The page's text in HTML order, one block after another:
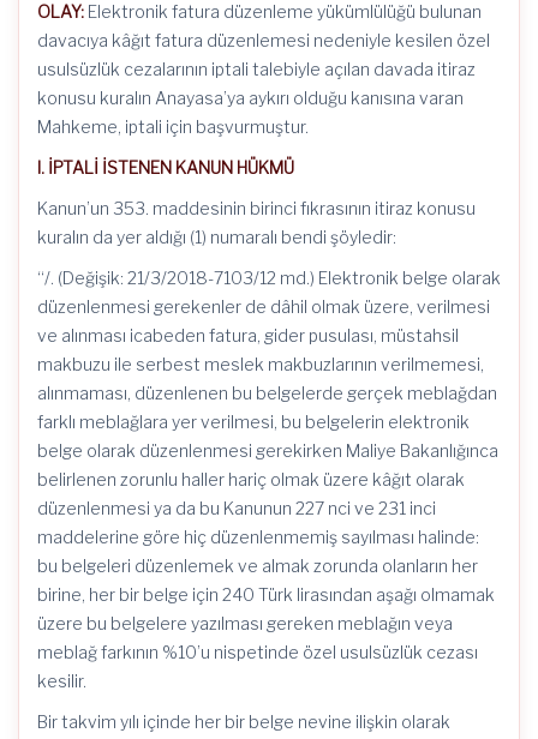
OLAY: Elektronik fatura düzenleme yükümlülüğü bulunan
davacıya kâğıt fatura düzenlemesi nedeniyle kesilen özel
usulsüzlük cezalarının iptali talebiyle açılan davada itiraz
konusu kuralın Anayasa’ya aykırı olduğu kanısına varan
Mahkeme, iptali için başvurmuştur.
I. İPTALİ İSTENEN KANUN HÜKMÜ
Kanun’un 353. maddesinin birinci fıkrasının itiraz konusu
kuralın da yer aldığı (1) numaralı bendi şöyledir:
“/. (Değişik: 21/3/2018-7103/12 md.) Elektronik belge olarak
düzenlenmesi gerekenler de dâhil olmak üzere, verilmesi
ve alınması icabeden fatura, gider pusulası, müstahsil
makbuzu ile serbest meslek makbuzlarının verilmemesi,
alınmaması, düzenlenen bu belgelerde gerçek meblağdan
farklı meblağlara yer verilmesi, bu belgelerin elektronik
belge olarak düzenlenmesi gerekirken Maliye Bakanlığınca
belirlenen zorunlu haller hariç olmak üzere kâğıt olarak
düzenlenmesi ya da bu Kanunun 227 nci ve 231 inci
maddelerine göre hiç düzenlenmemiş sayılması halinde:
bu belgeleri düzenlemek ve almak zorunda olanların her
birine, her bir belge için 240 Türk lirasından aşağı olmamak
üzere bu belgelere yazılması gereken meblağın veya
meblağ farkının %10’u nispetinde özel usulsüzlük cezası
kesilir.
Bir takvim yılı içinde her bir belge nevine ilişkin olarak